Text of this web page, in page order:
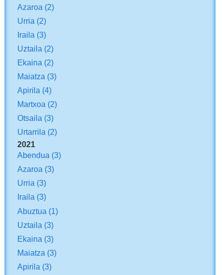
Azaroa (2)
Urria (2)
Iraila (3)
Uztaila (2)
Ekaina (2)
Maiatza (3)
Apirila (4)
Martxoa (2)
Otsaila (3)
Urtarrila (2)
2021
Abendua (3)
Azaroa (3)
Urria (3)
Iraila (3)
Abuztua (1)
Uztaila (3)
Ekaina (3)
Maiatza (3)
Apirila (3)